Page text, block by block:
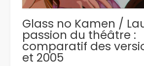
Glass no Kamen /
passion du théâtre :
comparatif des
et 2005